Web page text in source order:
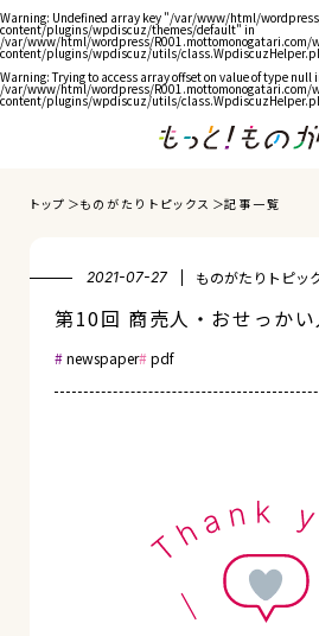
Warning: Undefined array key "/var/www/html/
content/plugins/wpdiscuz/themes/default" in
/var/www/html/wordpress/R001.mottomonogatari.com/
content/plugins/wpdiscuz/utils/
Warning: Trying to access array offset on value of type null
/var/www/html/wordpress/R001.mottomonogatari.com/
content/plugins/wpdiscuz/utils/
トップ ものがたりトピックス 記事一覧
2021-07-27 ものがたりトピッ
第10回 商売人・おせっか
newspaper pdf